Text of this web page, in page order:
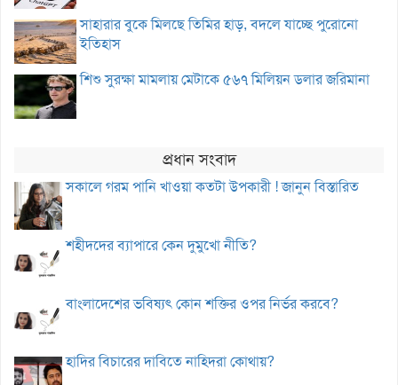
সাহারার বুকে মিলছে তিমির হাড়, বদলে যাচ্ছে পুরোনো
ইতিহাস
শিশু সুরক্ষা মামলায় মেটাকে ৫৬৭ মিলিয়ন ডলার জরিমানা
প্রধান সংবাদ
সকালে গরম পানি খাওয়া কতটা উপকারী ! জানুন বিস্তারিত
শহীদদের ব্যাপারে কেন দুমুখো নীতি?
বাংলাদেশের ভবিষ্যৎ কোন শক্তির ওপর নির্ভর করবে?
হাদির বিচারের দাবিতে নাহিদরা কোথায়?